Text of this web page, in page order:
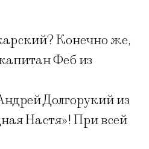
Конечно же,
Феб из
Долгорукий из
Настя»! При всей